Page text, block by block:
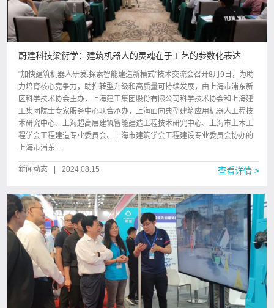
蔚建科技梁衍学：建筑机器人的灵魂在于工艺的参数化表达
“加快建筑机器人研发.探索智能建造新模式”技术交流会召开8月9日，为助
力培育核心竞争力，助推转型升级和高质量可持续发展，由上海市浦东新
区科学技术协会主办，上海建工集团股份有限公司科学技术协会和上海建
工集团院士专家服务中心联合承办，上海面向典型建筑应用机器人工程技
术研究中心、上海超高层建筑智能建造工程技术研究中心、上海市土木工
程学会工程建造专业委员会、上海市建筑学会工程建设专业委员会协办的
上海市浦东...
新闻动态 2024.08.15 查看详情 >